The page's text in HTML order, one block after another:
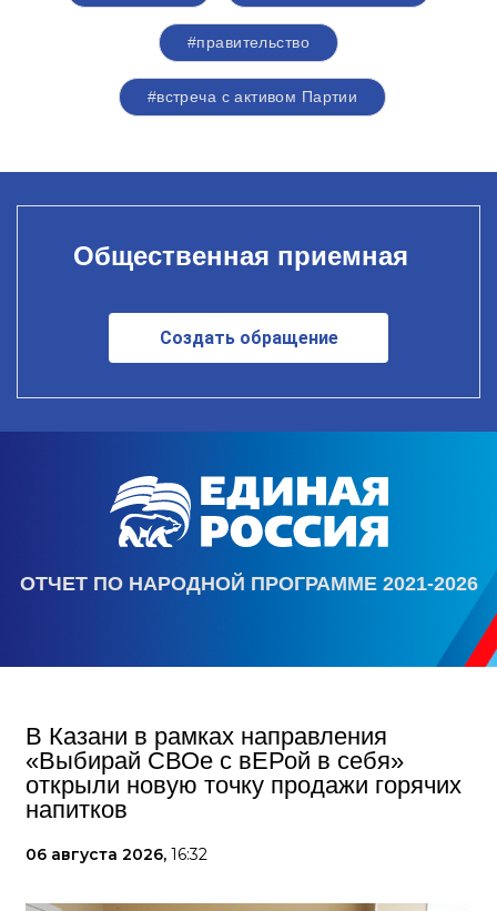
#правительство
#встреча с активом Партии
Общественная приемная
Создать обращение
ОТЧЕТ ПО НАРОДНОЙ ПРОГРАММЕ 2021-2026
В Казани в рамках направления
«Выбирай СВОе с вЕРой в себя»
открыли новую точку продажи горячих
напитков
06 августа 2026, 16:32